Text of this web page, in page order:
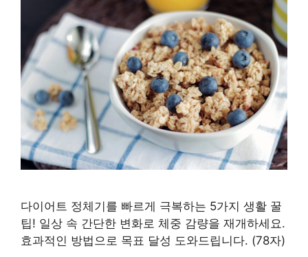
다이어트 정체기를 빠르게 극복하는 5가지 생활 꿀
팁! 일상 속 간단한 변화로 체중 감량을 재개하세요.
효과적인 방법으로 목표 달성 도와드립니다. (78자)